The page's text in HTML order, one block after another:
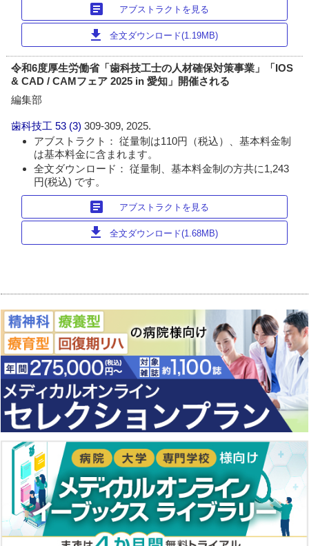
article アブストラクトを見る
download 全文ダウンロード(1.19MB)
令和6度厚生労働省「歯科技工士の人材確保対策事業」「IOS
& CAD / CAMフェア 2025 in 愛知」開催される
編集部
歯科技工 53 (3)309-309, 2025.
アブストラクト： 従量制は110円（税込）、基本料金制
は基本料金に含まれます。
全文ダウンロード： 従量制、基本料金制の方共に1,243
円(税込) です。
article アブストラクトを見る
download 全文ダウンロード(1.68MB)